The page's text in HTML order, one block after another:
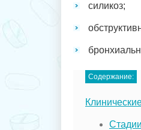
силикоз;
Содержание: